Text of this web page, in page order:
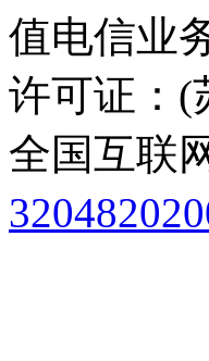
值电信业
许可证：(
全国互联